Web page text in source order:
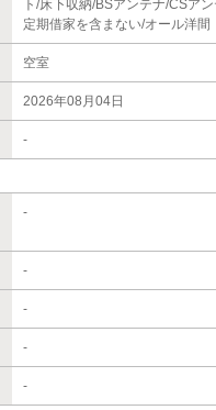
ト/床下収納/BSアンテナ/CSア
定期借家を含まない/オール洋間
空室
2026年08月04日
-
-
-
-
-
-